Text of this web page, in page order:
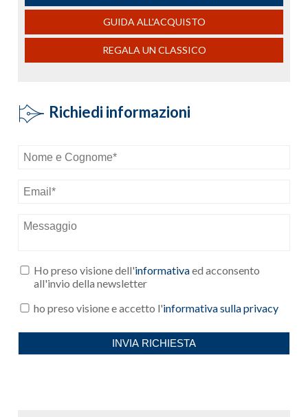
GUIDA ALL'ACQUISTO
REGALA UN CLASSICO
Richiedi informazioni